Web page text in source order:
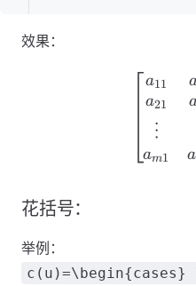
效果：
a11
a21
⋮
am1 a
花括号：
举例：